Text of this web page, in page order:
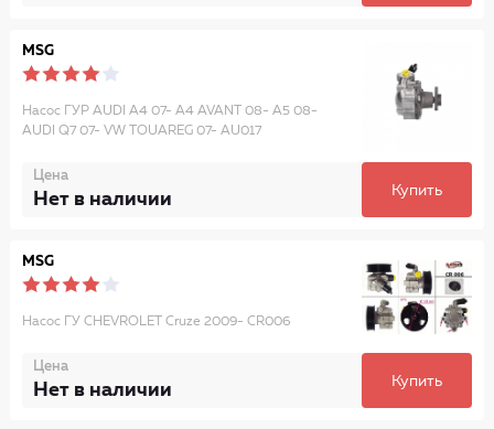
MSG
Насос ГУР AUDI A4 07- A4 AVANT 08- A5 08-
AUDI Q7 07- VW TOUAREG 07- AU017
Цена
Нет в наличии Купить
MSG
Насос ГУ CHEVROLET Cruze 2009- CR006
Цена
Нет в наличии Купить